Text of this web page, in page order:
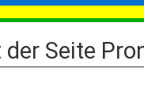
Seite